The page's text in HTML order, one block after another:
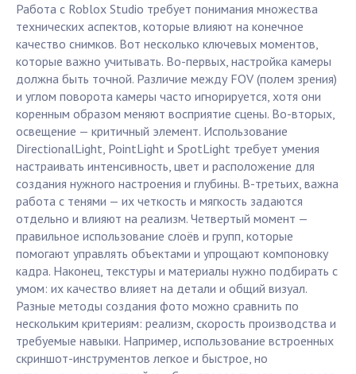
Работа с Roblox Studio требует понимания множества
технических аспектов, которые влияют на конечное
качество снимков. Вот несколько ключевых моментов,
которые важно учитывать. Во-первых, настройка камеры
должна быть точной. Различие между FOV (полем зрения)
и углом поворота камеры часто игнорируется, хотя они
коренным образом меняют восприятие сцены. Во-вторых,
освещение — критичный элемент. Использование
DirectionalLight, PointLight и SpotLight требует умения
настраивать интенсивность, цвет и расположение для
создания нужного настроения и глубины. В-третьих, важна
работа с тенями — их четкость и мягкость задаются
отдельно и влияют на реализм. Четвертый момент —
правильное использование слоёв и групп, которые
помогают управлять объектами и упрощают компоновку
кадра. Наконец, текстуры и материалы нужно подбирать с
умом: их качество влияет на детали и общий визуал.
Разные методы создания фото можно сравнить по
нескольким критериям: реализм, скорость производства и
требуемые навыки. Например, использование встроенных
скриншот-инструментов легкое и быстрое, но